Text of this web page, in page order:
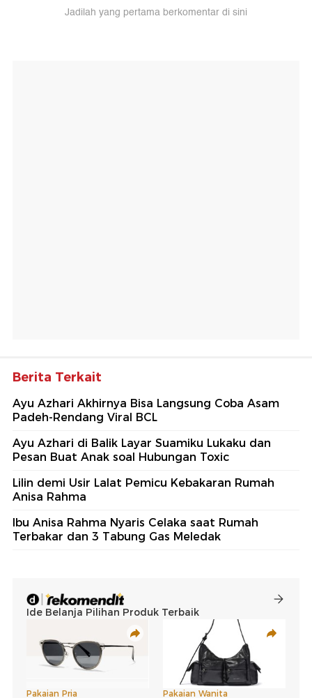
Jadilah yang pertama berkomentar di sini
Berita Terkait
Ayu Azhari Akhirnya Bisa Langsung Coba Asam
Padeh-Rendang Viral BCL
Ayu Azhari di Balik Layar Suamiku Lukaku dan
Pesan Buat Anak soal Hubungan Toxic
Lilin demi Usir Lalat Pemicu Kebakaran Rumah
Anisa Rahma
Ibu Anisa Rahma Nyaris Celaka saat Rumah
Terbakar dan 3 Tabung Gas Meledak